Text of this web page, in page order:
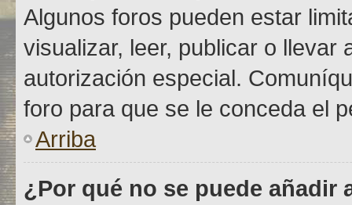
Algunos foros pueden estar
visualizar, leer, publicar o llevar
autorización especial.
foro para que se le conceda el
Arriba
¿Por qué no se puede añadir